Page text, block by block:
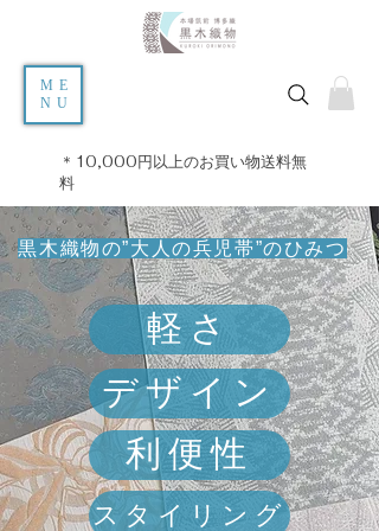
ME
NU
＊10,000円以上のお買い物送料無
料
デザイン
利便性
スタイリング
​黒木織物の”大人の兵児帯”のひみつ
軽さ